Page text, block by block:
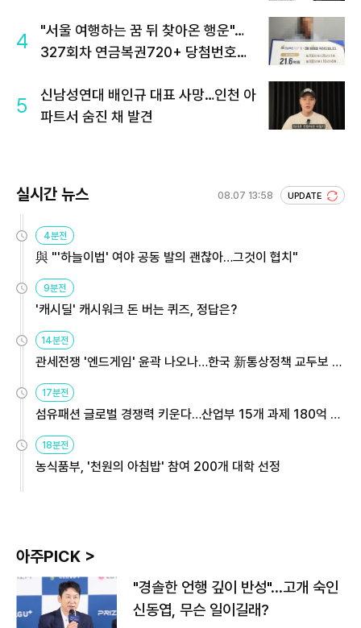
4
"서울 여행하는 꿈 뒤 찾아온 행운"…
327회차 연금복권720+ 당첨번호조
5
신남성연대 배인규 대표 사망…인천 아
파트서 숨진 채 발견
실시간 뉴스 08.07 13:58 UPDATE
4분전
與 "'하늘이법' 여야 공동 발의 괜찮아…그것이 협치"
9분전
'캐시딜' 캐시워크 돈 버는 퀴즈, 정답은?
14분전
관세전쟁 '엔드게임' 윤곽 나오나…한국 新통상정책 교두보 활
용해야
17분전
섬유패션 글로벌 경쟁력 키운다…산업부 15개 과제 180억 지
원
18분전
농식품부, '천원의 아침밥' 참여 200개 대학 선정
아주PICK >
"경솔한 언행 깊이 반성"…고개 숙인
신동엽, 무슨 일이길래?